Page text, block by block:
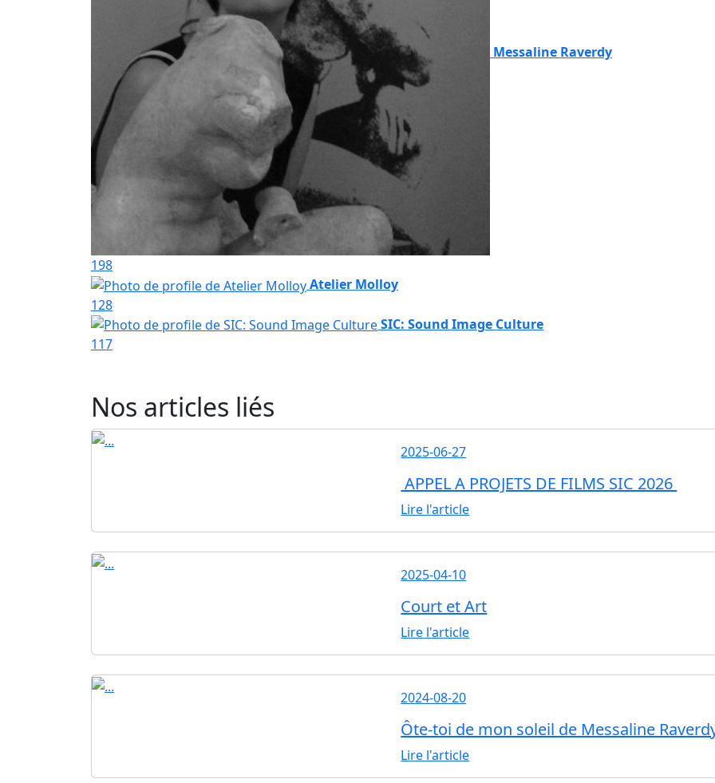
Messaline Raverdy
198
Atelier Molloy
128
SIC: Sound Image Culture
117
Nos articles liés
2025-06-27
APPEL A PROJETS DE FILMS SIC 2026
Lire l'article
2025-04-10
Court et Art
Lire l'article
2024-08-20
Ôte-toi de mon soleil de Messaline
Lire l'article